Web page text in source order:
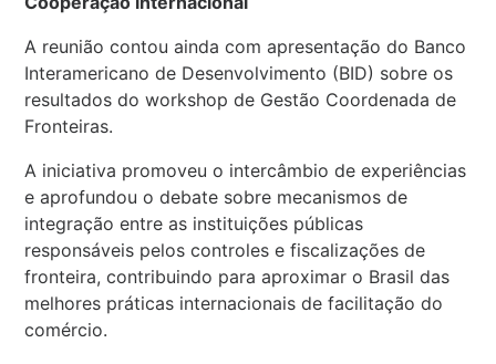
A reunião contou ainda com apresentação do Banco
Interamericano de Desenvolvimento (BID) sobre os
resultados do workshop de Gestão Coordenada de
Fronteiras.
A iniciativa promoveu o intercâmbio de experiências
e aprofundou o debate sobre mecanismos de
integração entre as instituições públicas
responsáveis pelos controles e fiscalizações de
fronteira, contribuindo para aproximar o Brasil das
melhores práticas internacionais de facilitação do
comércio.